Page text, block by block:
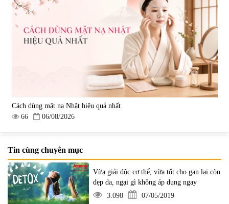
Cách dùng mặt nạ Nhật hiệu quả nhất
66
06/08/2026
Tin cùng chuyên mục
Vừa giải độc cơ thể, vừa tốt cho gan lại còn
đẹp da, ngại gì không áp dụng ngay
3.098
07/05/2019